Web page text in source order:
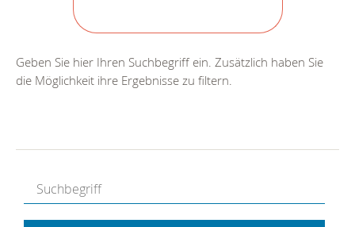
Geben Sie hier Ihren Suchbegriff ein. Zusätzlich haben Sie
die Möglichkeit ihre Ergebnisse zu filtern.